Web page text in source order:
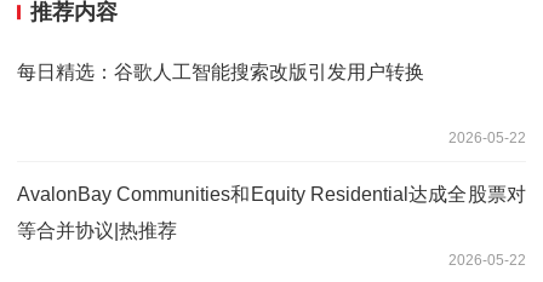
推荐内容
每日精选：谷歌人工智能搜索改版引发用户转换
2026-05-22
AvalonBay Communities和Equity Residential达成全股票对
等合并协议|热推荐
2026-05-22